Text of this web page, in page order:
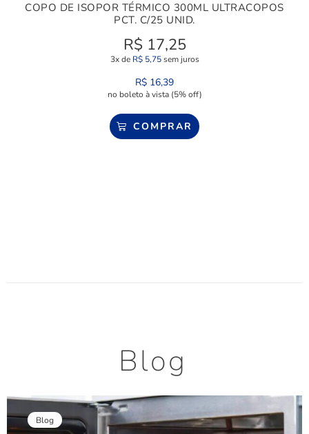
COPO DE ISOPOR TÉRMICO 300ML ULTRACOPOS
PCT. C/25 UNID.
R$ 17,25
3x de R$5,75sem juros
R$ 16,39
no boleto à vista (5% off)
COMPRAR
Blog
Blog